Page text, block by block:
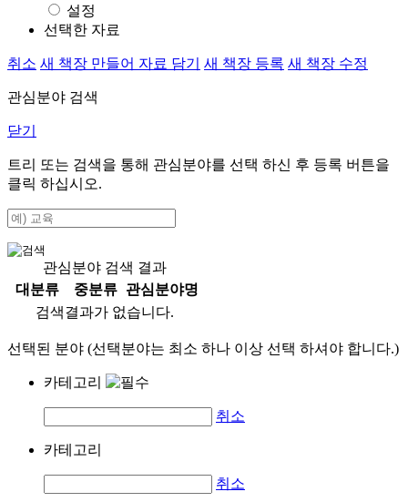
설정
선택한 자료
취소 새 책장 만들어 자료 담기 새 책장 등록 새 책장 수정
관심분야 검색
닫기
트리 또는 검색을 통해 관심분야를 선택 하신 후 등록 버튼을
클릭 하십시오.
관심분야 검색 결과
대분류
중분류
관심분야명
검색결과가 없습니다.
선택된 분야 (선택분야는 최소 하나 이상 선택 하셔야 합니다.)
카테고리
취소
카테고리
취소